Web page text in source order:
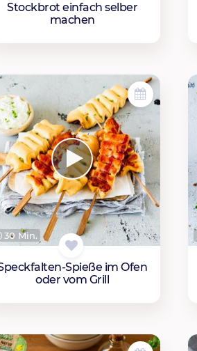
Stockbrot einfach selber
machen
30 Min.
Spieße im Ofen
oder vom Grill